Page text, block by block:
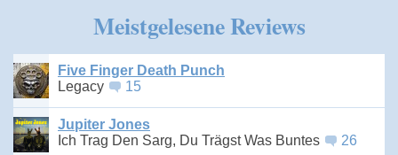
Meistgelesene Reviews
Five Finger Death Punch
Legacy
15
Jupiter Jones
Ich Trag Den Sarg, Du Trägst Was Buntes
26